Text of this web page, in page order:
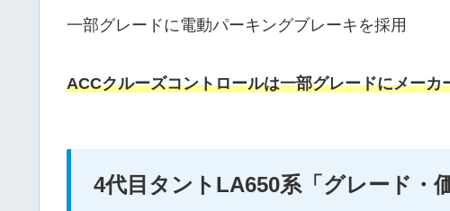
一部グレードに電動パーキングブレーキを採用
ACCクルーズコントロールは一部グレードにメーカ
4代目タントLA650系「グレード・